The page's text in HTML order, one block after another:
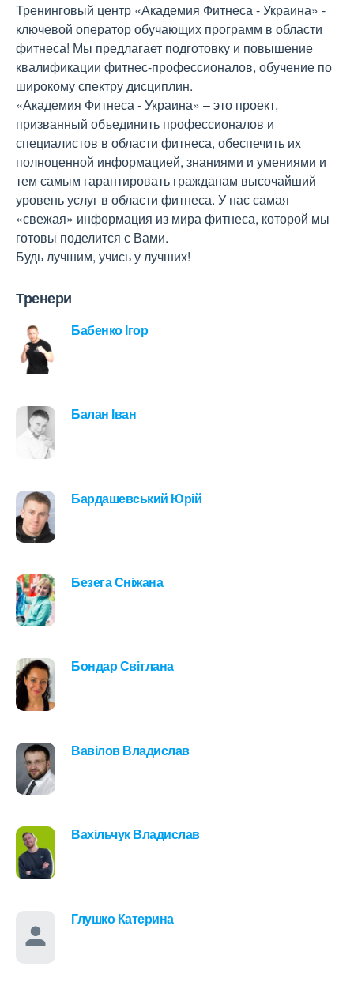
Тренинговый центр «Академия Фитнеса - Украина» -
ключевой оператор обучающих программ в области
фитнеса! Мы предлагает подготовку и повышение
квалификации фитнес-профессионалов, обучение по
широкому спектру дисциплин.
«Академия Фитнеса - Украина» – это проект,
призванный объединить профессионалов и
специалистов в области фитнеса, обеспечить их
полноценной информацией, знаниями и умениями и
тем самым гарантировать гражданам высочайший
уровень услуг в области фитнеса. У нас самая
«свежая» информация из мира фитнеса, которой мы
готовы поделится с Вами.
Будь лучшим, учись у лучших!
Тренери
Бабенко Ігор
Балан Іван
Бардашевський Юрій
Безега Сніжана
Бондар Світлана
Вавілов Владислав
Вахільчук Владислав
Глушко Катерина